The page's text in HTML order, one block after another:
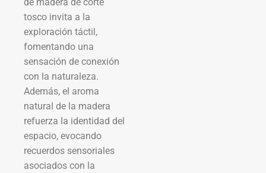
tosco invita a la
exploración táctil,
fomentando una
sensación de conexión
con la naturaleza.
Además, el aroma
natural de la madera
refuerza la identidad del
espacio, evocando
recuerdos sensoriales
asociados con la